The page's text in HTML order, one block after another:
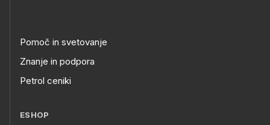
Pomoč in svetovanje
Znanje in podpora
Petrol ceniki
ESHOP